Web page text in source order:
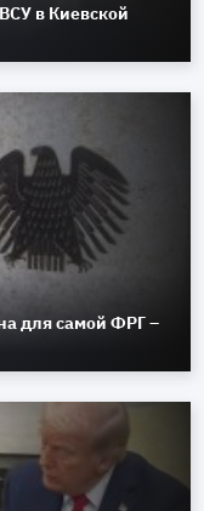
в Киевской
для самой ФРГ –